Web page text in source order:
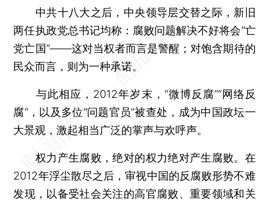
中共十八大之后，中央领导层交替之际，新旧
两任执政党总书记均称：腐败问题解决不好将会“亡
党亡国”——这对当权者而言是警醒；对饱含期待的
民众而言，则为一种承诺。
与此相应，2012年岁末，“微博反腐”“网络反
腐”，以及多位“问题官员”被查处，成为中国政坛一
大景观，激起相当广泛的掌声与欢呼声。
权力产生腐败，绝对的权力绝对产生腐败。在
2012年浮尘散尽之后，审视中国的反腐败形势不难
发现，以备受社会关注的高官腐败、重要领域和关